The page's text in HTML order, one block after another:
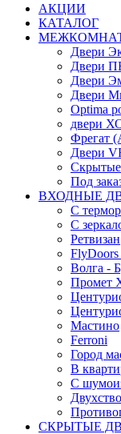
АКЦИИ
КАТАЛОГ
Двери
Двери
Двери
Двери
Optima
двери
Фрегат
Двери
Скрытые
Под
ВХОДНЫЕ
С
С
Ретвизан
Волга -
Промет
Мастино
Ferroni
Город
В
С
СКРЫТЫЕ